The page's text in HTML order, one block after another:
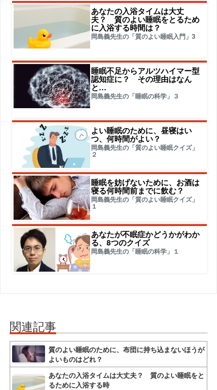
あなたの入浴タイムは大丈
夫？ 質のよい睡眠をとるため
に入浴する時間は？
岡島義先生の「質のよい睡眠入門」3
睡眠不足からアルツハイマー型
認知症に？ その理由はなん
と…
岡島義先生の「睡眠の科学」３
よい睡眠のために、昼寝はい
つ、何時間がよい？
岡島義先生の「質のよい睡眠クイズ」
２
睡眠を妨げないために、お酒は
寝る何時間前までに飲む？
岡島義先生の「質のよい睡眠クイズ」
１
あなたが不眠症かどうかがわか
る、8つのクイズ
岡島義先生の「睡眠の科学」１
関連記事
質のよい睡眠のために、布団に持ち込まないほうが
よいものはどれ？
あなたの入浴タイムは大丈夫？ 質のよい睡眠をと
るために入浴する時